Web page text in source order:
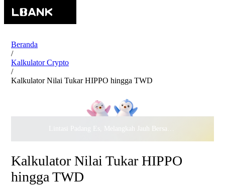
Beranda
/
Kalkulator Crypto
/
Kalkulator Nilai Tukar HIPPO hingga TWD
Lintasi Padang Es, Melangkah Jauh Bersama · Rayakan
Kalkulator Nilai Tukar HIPPO
hingga TWD